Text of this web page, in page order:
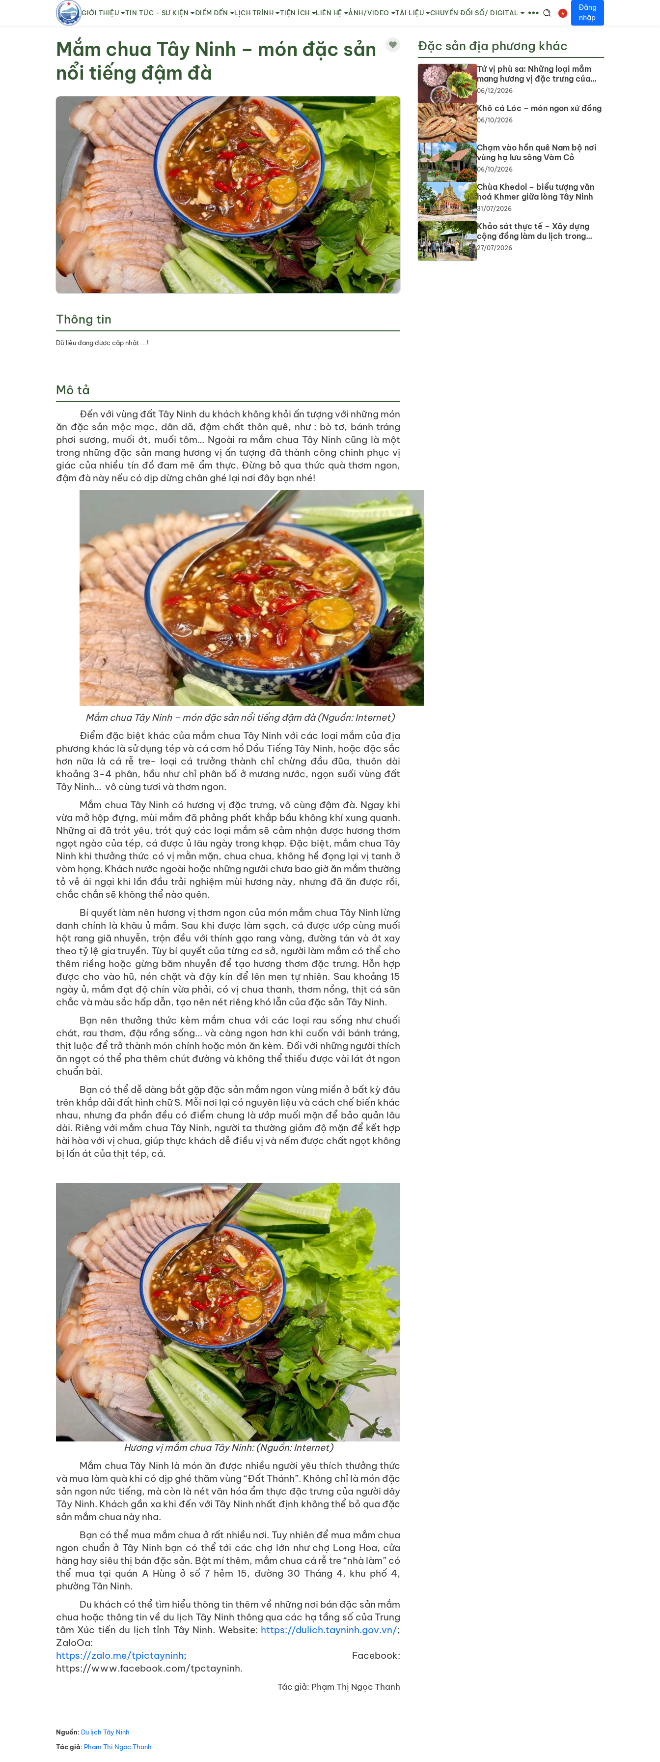
GIỚI THIỆU TIN TỨC - SỰ KIỆN ĐIỂM ĐẾN LỊCH TRÌNH TIỆN ÍCH LIÊN HỆ ẢNH/VIDEO TÀI LIỆU CHUYỂN ĐỔI SỐ/ DIGITAL
Đăng
nhập
Mắm chua Tây Ninh – món đặc sản
nổi tiếng đậm đà
Thông tin
Dữ liệu đang được cập nhật ...!
Mô tả
Đến với vùng đất Tây Ninh du khách không khỏi ấn tượng với những món
ăn đặc sản mộc mạc, dân dã, đậm chất thôn quê, như : bò tơ, bánh tráng
phơi sương, muối ớt, muối tôm… Ngoài ra mắm chua Tây Ninh cũng là một
trong những đặc sản mang hương vị ấn tượng đã thành công chinh phục vị
giác của nhiều tín đồ đam mê ẩm thực. Đừng bỏ qua thức quà thơm ngon,
đậm đà này nếu có dịp dừng chân ghé lại nơi đây bạn nhé!
Mắm chua Tây Ninh – món đặc sản nổi tiếng đậm đà (Nguồn: Internet)
Điểm đặc biệt khác của mắm chua Tây Ninh với các loại mắm của địa
phương khác là sử dụng tép và cá cơm hồ Dầu Tiếng Tây Ninh, hoặc đặc sắc
hơn nữa là cá rễ tre- loại cá trưởng thành chỉ chừng đầu đũa, thuôn dài
khoảng 3-4 phân, hầu như chỉ phân bố ở mương nước, ngọn suối vùng đất
Tây Ninh… vô cùng tươi và thơm ngon.
Mắm chua Tây Ninh có hương vị đặc trưng, vô cùng đậm đà. Ngay khi
vừa mở hộp đựng, mùi mắm đã phảng phất khắp bầu không khí xung quanh.
Những ai đã trót yêu, trót quý các loại mắm sẽ cảm nhận được hương thơm
ngọt ngào của tép, cá được ủ lâu ngày trong khạp. Đặc biệt, mắm chua Tây
Ninh khi thưởng thức có vị mằn mặn, chua chua, không hề đọng lại vị tanh ở
vòm họng. Khách nước ngoài hoặc những người chưa bao giờ ăn mắm thường
tỏ vẻ ái ngại khi lần đầu trải nghiệm mùi hương này, nhưng đã ăn được rồi,
chắc chắn sẽ không thể nào quên.
Bí quyết làm nên hương vị thơm ngon của món mắm chua Tây Ninh lừng
danh chính là khâu ủ mắm. Sau khi được làm sạch, cá được ướp cùng muối
hột rang giã nhuyễn, trộn đều với thính gạo rang vàng, đường tán và ớt xay
theo tỷ lệ gia truyền. Tùy bí quyết của từng cơ sở, người làm mắm có thể cho
thêm riềng hoặc gừng băm nhuyễn để tạo hương thơm đặc trưng. Hỗn hợp
được cho vào hũ, nén chặt và đậy kín để lên men tự nhiên. Sau khoảng 15
ngày ủ, mắm đạt độ chín vừa phải, có vị chua thanh, thơm nồng, thịt cá săn
chắc và màu sắc hấp dẫn, tạo nên nét riêng khó lẫn của đặc sản Tây Ninh.
Bạn nên thưởng thức kèm mắm chua với các loại rau sống như chuối
chát, rau thơm, đậu rồng sống... và càng ngon hơn khi cuốn với bánh tráng,
thịt luộc để trở thành món chính hoặc món ăn kèm. Đối với những người thích
ăn ngọt có thể pha thêm chút đường và không thể thiếu được vài lát ớt ngon
chuẩn bài.
Bạn có thể dễ dàng bắt gặp đặc sản mắm ngon vùng miền ở bất kỳ đâu
trên khắp dải đất hình chữ S. Mỗi nơi lại có nguyên liệu và cách chế biến khác
nhau, nhưng đa phần đều có điểm chung là ướp muối mặn để bảo quản lâu
dài. Riêng với mắm chua Tây Ninh, người ta thường giảm độ mặn để kết hợp
hài hòa với vị chua, giúp thực khách dễ điều vị và nếm được chất ngọt không
bị lấn át của thịt tép, cá.
Hương vị mắm chua Tây Ninh: (Nguồn: Internet)
Mắm chua Tây Ninh là món ăn được nhiều người yêu thích thưởng thức
và mua làm quà khi có dịp ghé thăm vùng “Đất Thánh”. Không chỉ là món đặc
sản ngon nức tiếng, mà còn là nét văn hóa ẩm thực đặc trưng của người dây
Tây Ninh. Khách gần xa khi đến với Tây Ninh nhất định không thể bỏ qua đặc
sản mắm chua này nha.
Bạn có thể mua mắm chua ở rất nhiều nơi. Tuy nhiên để mua mắm chua
ngon chuẩn ở Tây Ninh bạn có thể tới các chợ lớn như chợ Long Hoa, cửa
hàng hay siêu thị bán đặc sản. Bật mí thêm, mắm chua cá rễ tre “nhà làm” có
thể mua tại quán A Hùng ở số 7 hẻm 15, đường 30 Tháng 4, khu phố 4,
phường Tân Ninh.
Du khách có thể tìm hiểu thông tin thêm về những nơi bán đặc sản mắm
chua hoặc thông tin về du lịch Tây Ninh thông qua các hạ tầng số của Trung
tâm Xúc tiến du lịch tỉnh Tây Ninh. Website: https://dulich.tayninh.gov.vn/;
ZaloOa:
https://zalo.me/tpictayninh; Facebook:
https://www.facebook.com/tpctayninh.
Tác giả: Phạm Thị Ngọc Thanh
Nguồn: Du lịch Tây Ninh
Tác giả: Phạm Thị Ngọc Thanh
Đặc sản địa phương khác
Tứ vị phù sa: Những loại mắm
mang hương vị đặc trưng của
vùng đất Tây Ninh
06/12/2026
Khô cá Lóc – món ngon xứ đồng
06/10/2026
Chạm vào hồn quê Nam bộ nơi
vùng hạ lưu sông Vàm Cỏ
06/10/2026
Chùa Khedol – biểu tượng văn
hoá Khmer giữa lòng Tây Ninh
31/07/2026
Khảo sát thực tế – Xây dựng
cộng đồng làm du lịch trong
phát triển du lịch cộng đồng tại
27/07/2026